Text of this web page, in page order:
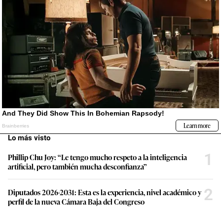
Lo más visto
Phillip Chu Joy: “Le tengo mucho respeto a la inteligencia
artificial, pero también mucha desconfianza”
1
Diputados 2026-2031: Esta es la experiencia, nivel académico y
perfil de la nueva Cámara Baja del Congreso
2